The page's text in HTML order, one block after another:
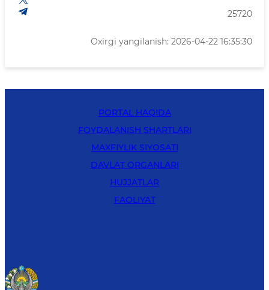
25720
Oxirgi yangilanish: 2026-04-22 16:35:30
PORTAL HAQIDA
FOYDALANISH SHARTLARI
MAXFIYLIK SIYOSATI
DAVLAT ORGANLARI
HUJJATLAR
FAOLIYAT